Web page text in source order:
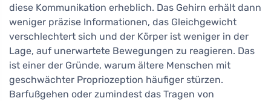
diese Kommunikation erheblich. Das Gehirn erhält dann
weniger präzise Informationen, das Gleichgewicht
verschlechtert sich und der Körper ist weniger in der
Lage, auf unerwartete Bewegungen zu reagieren. Das
ist einer der Gründe, warum ältere Menschen mit
geschwächter Propriozeption häufiger stürzen.
Barfußgehen oder zumindest das Tragen von